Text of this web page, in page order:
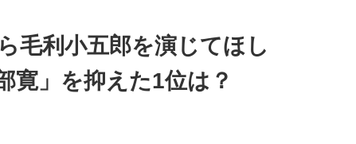
毛利小五郎を演じてほし
寛」を抑えた1位は？